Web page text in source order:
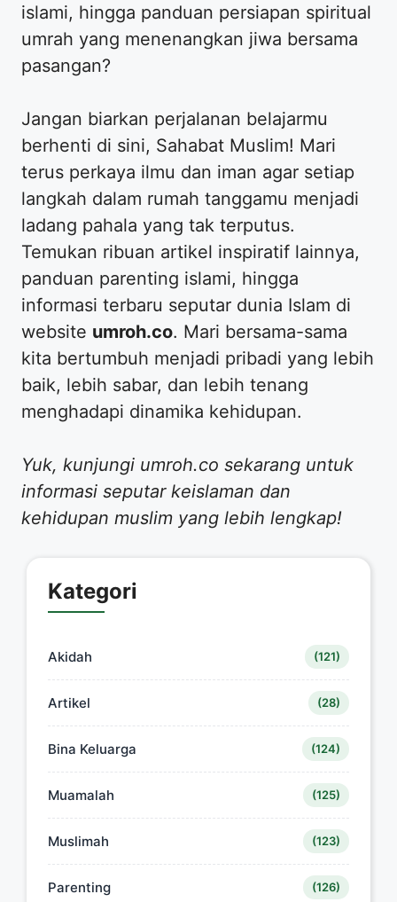
islami, hingga panduan persiapan spiritual
umrah yang menenangkan jiwa bersama
pasangan?
​Jangan biarkan perjalanan belajarmu
berhenti di sini, Sahabat Muslim! Mari
terus perkaya ilmu dan iman agar setiap
langkah dalam rumah tanggamu menjadi
ladang pahala yang tak terputus.
Temukan ribuan artikel inspiratif lainnya,
panduan parenting islami, hingga
informasi terbaru seputar dunia Islam di
website umroh.co. Mari bersama-sama
kita bertumbuh menjadi pribadi yang lebih
baik, lebih sabar, dan lebih tenang
menghadapi dinamika kehidupan.
Yuk, kunjungi umroh.co sekarang untuk
informasi seputar keislaman dan
kehidupan muslim yang lebih lengkap!
Kategori
Akidah (121)
Artikel (28)
Bina Keluarga (124)
Muamalah (125)
Muslimah (123)
Parenting (126)